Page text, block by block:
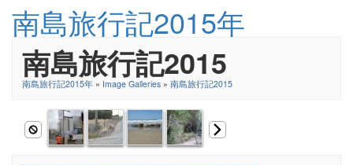
南島旅行記2015年
南島旅行記2015
南島旅行記2015年 » Image Galleries » 南島旅行記2015